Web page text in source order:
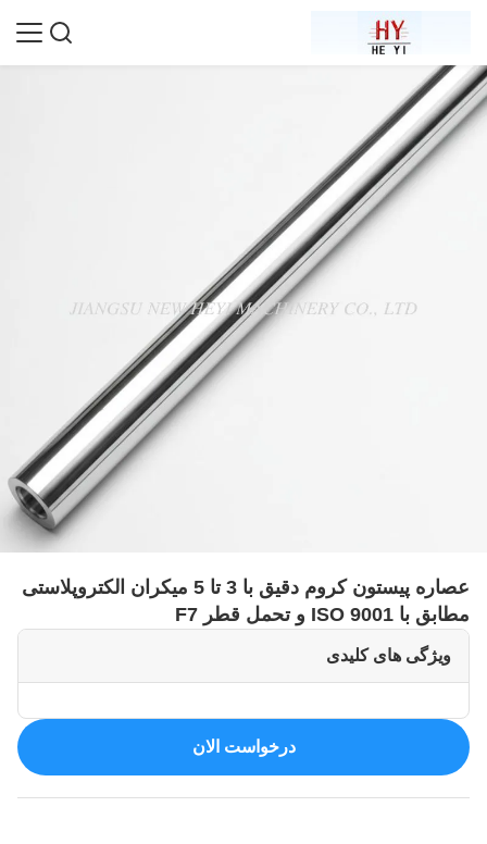
عصاره پیستون کروم دقیق با 3 تا 5 میکران الکتروپلاستی
مطابق با ISO 9001 و تحمل قطر F7
ویژگی های کلیدی
درخواست الان